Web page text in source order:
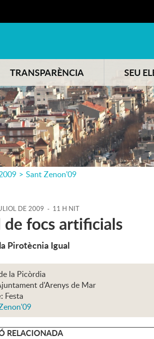
TRANSPARÈNCIA SEU
> Sant Zenon'09
DE 2009 - 11 H NIT
de focs artificials
Pirotècnia Igual
la Picòrdia
d'Arenys de Mar
Festa
RELACIONADA